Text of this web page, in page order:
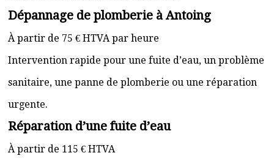
Dépannage de plomberie à Antoing
À partir de 75 € HTVA par heure
Intervention rapide pour une fuite d’eau, un problème
sanitaire, une panne de plomberie ou une réparation
urgente.
Réparation d’une fuite d’eau
À partir de 115 € HTVA